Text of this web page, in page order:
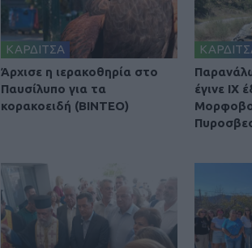
ΚΑΡΔΙΤΣΑ
Άρχισε η ιερακοθηρία στο
Παυσίλυπο για τα
κορακοειδή (ΒΙΝΤΕΟ)
έγινε ΙΧ